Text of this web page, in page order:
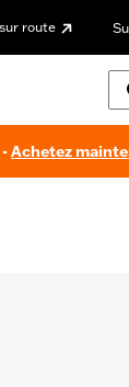
route
Achetez